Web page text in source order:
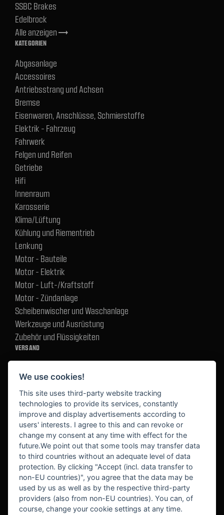
SSBC Brakes
Edelbrock
Alle anzeigentrending_flat
KATEGORIEN
Abgasanlage
Accessoires
Antriebsstrang und Achsen
Bremse
Eisenwaren, Anschlüsse, Schmierstoffe
Elektrik - Fahrzeug
Fahrwerk
Felgen und Reifen
Getriebe
Hifi
Innenraum
Karosserie
Klima/Lüftung
Kühlung und Riementrieb
Lenkung
Motor - Bauteile
Motor - Elektrik
Motor - Luft-/Kraftstoff
Motor - Zündanlage
Scheibenwischer und Waschanlage
Werkzeuge und Ausrüstung
Zubehör und Flüssigkeiten
VERSAND
BEKANNT AUS
We use cookies!
This site uses third-party website tracking
technologies to provide its services, constantly
improve and display advertisements according to
users' interests. I agree to this and can revoke or
change my consent at any time with effect for the
future.We point out that some tools may transfer data
to third countries without an adequate level of data
protection. By clicking "Accept (incl. data transfer to
non-EU countries)", you agree that the data may be
used by us as well as by the respective third-party
providers (also from non-EU countries). You can, of
course, change your cookie settings at any time.